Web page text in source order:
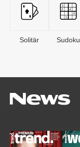
Solitär Sudoku